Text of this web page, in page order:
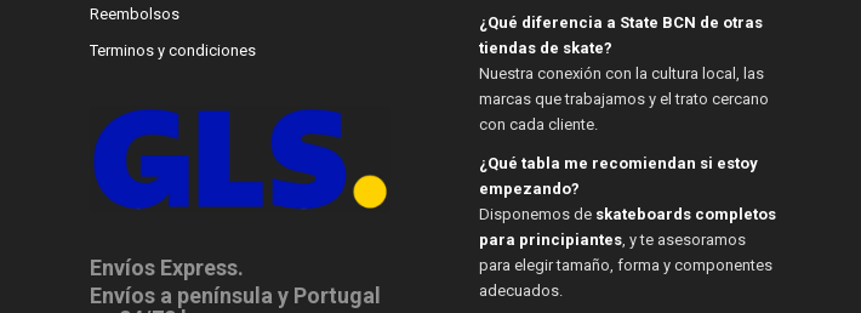
Reembolsos
Terminos y condiciones
Envíos Express.
Envíos a península y Portugal
¿Qué diferencia a State BCN de otras
tiendas de skate?
Nuestra conexión con la cultura local, las
marcas que trabajamos y el trato cercano
con cada cliente.
¿Qué tabla me recomiendan si estoy
empezando?
Disponemos de skateboards completos
para principiantes, y te asesoramos
para elegir tamaño, forma y componentes
adecuados.